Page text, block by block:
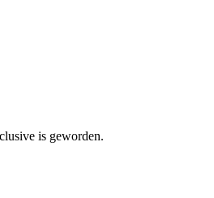
is geworden.